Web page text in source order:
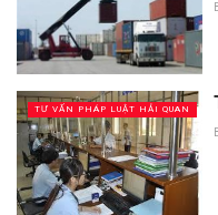
TƯ VẤN PHÁP LUẬT HẢI QUAN